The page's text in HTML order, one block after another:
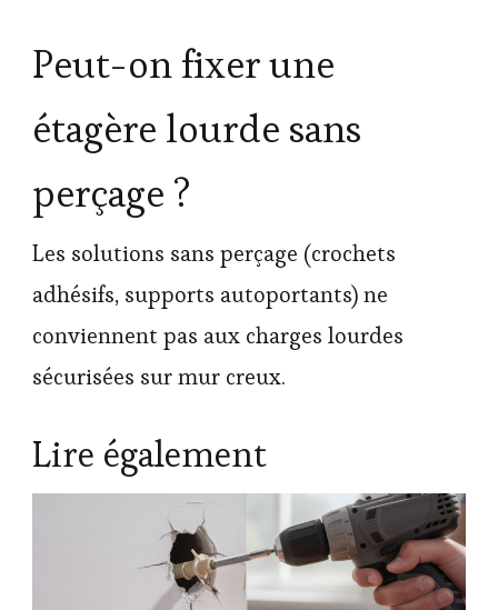
Peut-on fixer une
étagère lourde sans
perçage ?
Les solutions sans perçage (crochets
adhésifs, supports autoportants) ne
conviennent pas aux charges lourdes
sécurisées sur mur creux.
Lire également